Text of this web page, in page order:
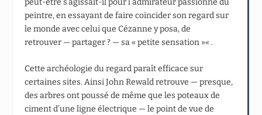
peintre, en essayant de faire coïncider son regard sur
le monde avec celui que Cézanne y posa, de
retrouver — partager ? — sa « petite sensation »« .
Cette archéologie du regard paraît efficace sur
certaines sites. Ainsi John Rewald retrouve — presque,
des arbres ont poussé de même que les poteaux de
ciment d’une ligne électrique — le point de vue de